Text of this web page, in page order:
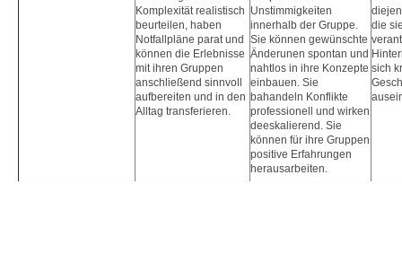
Komplexität realistisch
beurteilen, haben
Notfallpläne parat und
können die Erlebnisse
mit ihren Gruppen
anschließend sinnvoll
aufbereiten und in den
Alltag transferieren.
Unstimmigkeiten
innerhalb der Gruppe.
Sie können gewünschte
Änderunen spontan und
nahtlos in ihre Konzepte
einbauen. Sie
bahandeln Konflikte
professionell und wirken
deeskalierend. Sie
können für ihre Gruppen
positive Erfahrungen
herausarbeiten.
die
sich